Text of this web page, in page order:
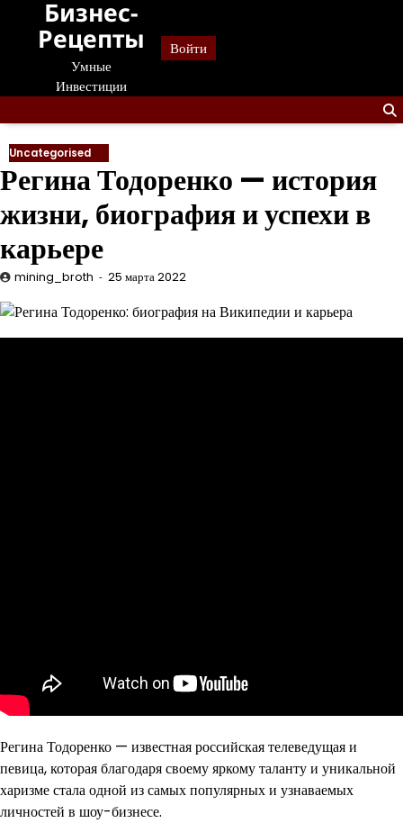
Перейти
содержанию
Бизнес-
Рецепты
Умные
Инвестиции
Войти
Uncategorised
Регина Тодоренко — история
жизни, биография и успехи в
карьере
mining_broth 25 марта 2022
Регина Тодоренко — известная российская телеведущая и
певица, которая благодаря своему яркому таланту и уникальной
харизме стала одной из самых популярных и узнаваемых
личностей в шоу-бизнесе.